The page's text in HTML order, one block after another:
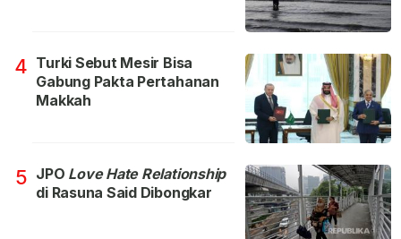
4 Turki Sebut Mesir Bisa
Gabung Pakta Pertahanan
Makkah
5 JPO Love Hate Relationship
di Rasuna Said Dibongkar